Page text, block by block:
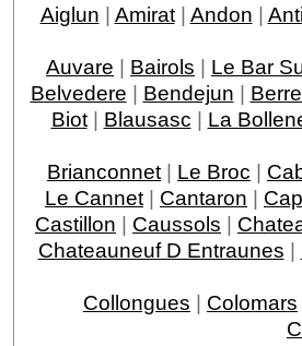
Aiglun | Amirat| Andon |
Auvare | Bairols | Le Bar
Belvedere | Bendejun |
Biot| Blausasc | La
Brianconnet | Le Broc |
Le Cannet | Cantaron |
Castillon | Caussols |
Chateauneuf D Entraunes |
Collongues | Colomars